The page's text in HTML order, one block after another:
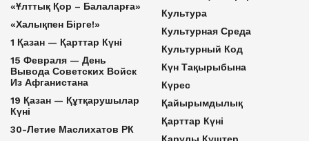
«Ұлттық Қор – Балаларға»
«Халықпен Бірге!»
1 Қазан — Қарттар Күні
15 Февраля — День
Вывода Советских Войск
Из Афганистана
19 Қазан — Құтқарушылар
Күні
30-Летие Маслихатов РК
Культура
Культурная Среда
Культурный Код
Күн Тақырыбына
Күрес
Қайырымдылық
Қарттар Күні
Қарулы Күштер